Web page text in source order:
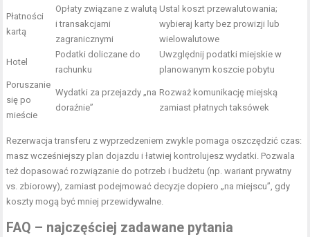
Płatności
kartą
Opłaty związane z walutą
i transakcjami
zagranicznymi
Ustal koszt przewalutowania;
wybieraj karty bez prowizji lub
wielowalutowe
Hotel
Podatki doliczane do
rachunku
Uwzględnij podatki miejskie w
planowanym koszcie pobytu
Poruszanie
się po
mieście
Wydatki za przejazdy „na
doraźnie”
Rozważ komunikację miejską
zamiast płatnych taksówek
Rezerwacja transferu z wyprzedzeniem zwykle pomaga oszczędzić czas:
masz wcześniejszy plan dojazdu i łatwiej kontrolujesz wydatki. Pozwala
też dopasować rozwiązanie do potrzeb i budżetu (np. wariant prywatny
vs. zbiorowy), zamiast podejmować decyzje dopiero „na miejscu”, gdy
koszty mogą być mniej przewidywalne.
FAQ – najczęściej zadawane pytania